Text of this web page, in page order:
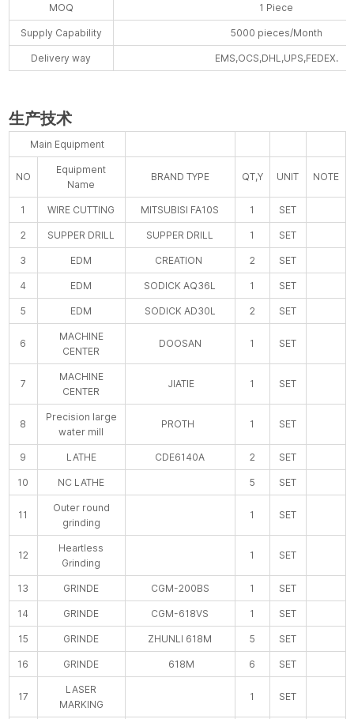
MOQ 1 Piece
Supply Capability 5000 pieces/Month
Delivery way EMS,OCS,DHL,UPS,FEDEX.
生产技术
Main Equipment
NO
Equipment
Name
BRAND TYPE QT,Y UNIT NOTE
1 WIRE CUTTING MITSUBISI FA10S 1 SET
2 SUPPER DRILL SUPPER DRILL 1 SET
3 EDM CREATION 2 SET
4 EDM SODICK AQ36L 1 SET
5 EDM SODICK AD30L 2 SET
6
MACHINE
CENTER
DOOSAN 1 SET
7
MACHINE
CENTER
JIATIE 1 SET
8
Precision large
water mill
PROTH 1 SET
9 LATHE CDE6140A 2 SET
10 NC LATHE 5 SET
11
Outer round
grinding
1 SET
12
Heartless
Grinding
1 SET
13 GRINDE CGM-200BS 1 SET
14 GRINDE CGM-618VS 1 SET
15 GRINDE ZHUNLI 618M 5 SET
16 GRINDE 618M 6 SET
17
LASER
MARKING
1 SET